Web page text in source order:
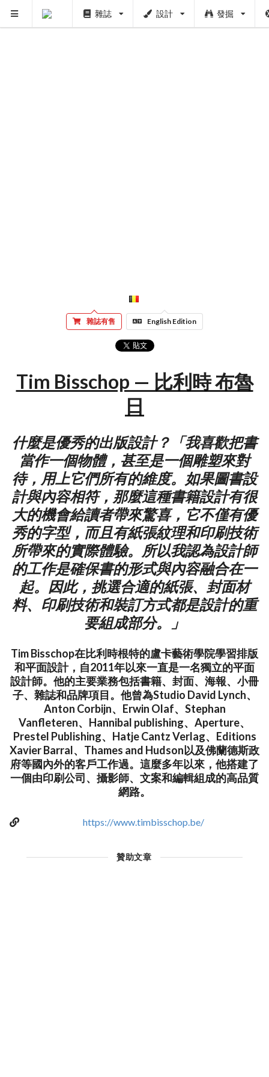
雜誌 設計 發掘
雜誌有售 English Edition
Tim Bisschop — 比利時 布魯
日
什麼是優秀的出版設計？「我喜歡把書
當作一個物體，甚至是一個雕塑來對
待，用上它們所有的維度。如果圖書設
計與內容相符，那麼這種書籍設計有很
大的機會給讀者帶來驚喜，它不僅有優
秀的字型，而且有紙張紋理和印刷技術
所帶來的實際體驗。所以我認為設計師
的工作是確保書的形式與內容融合在一
起。因此，挑選合適的紙張、封面材
料、印刷技術和裝訂方式都是設計的重
要組成部分。」
Tim Bisschop在比利時根特的盧卡藝術學院學習排版
和平面設計，自2011年以來一直是一名獨立的平面
設計師。他的主要業務包括書籍、封面、海報、小冊
子、雜誌和品牌項目。他曾為Studio David Lynch、
Anton Corbijn、Erwin Olaf、Stephan
Vanfleteren、Hannibal publishing、Aperture、
Prestel Publishing、Hatje Cantz Verlag、Editions
Xavier Barral、Thames and Hudson以及佛蘭德斯政
府等國內外的客戶工作過。這麼多年以來，他搭建了
一個由印刷公司、攝影師、文案和編輯組成的高品質
網路。
https://www.timbisschop.be/
贊助文章